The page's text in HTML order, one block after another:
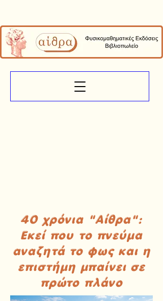
40 χρόνια "Αίθρα":
Εκεί που το πνεύμα
αναζητά το φως και η
επιστήμη μπαίνει σε
πρώτο πλάνο